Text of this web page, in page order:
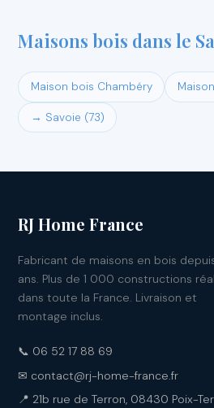
Maisons bois dans le
Maison bois Chambéry
→ Savoie (73)
RJ Home France
Fabricant de maisons en bois
ans. Plus de 1 000 constructions
dans toute la France. Livraison et
montage inclus.
📞 06 52 17 88 69
✉ contact@rj-home-france.fr
📍 21b rue de Terron, 08430 Poix-